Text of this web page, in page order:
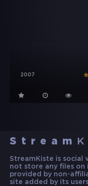
2007
Stream
StreamKiste is social
not store any files on
provided by non-
site added by its